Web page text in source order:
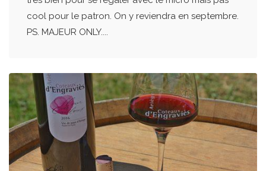
cool pour le patron. On y reviendra en septembre.
PS. MAJEUR ONLY....